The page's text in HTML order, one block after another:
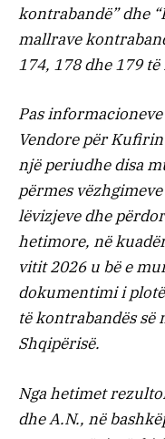
kontrabandë” dhe
mallrave
174, 178 dhe 179
Pas
Vendore për
një periudhe disa
përmes
lëvizjeve dhe
hetimore, në
vitit 2026 u bë e
dokumentimi i
të kontrabandës së
Shqipërisë.
Nga hetimet
dhe A.N., në